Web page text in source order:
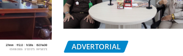
ADVERTORIAL